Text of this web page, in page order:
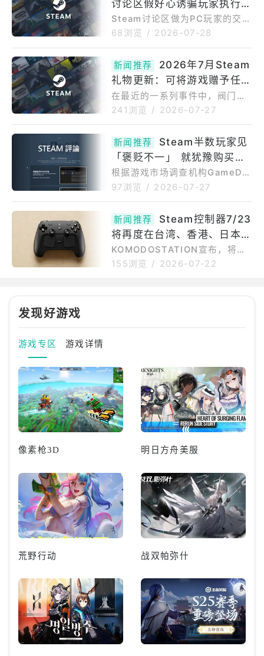
精确尺寸设计制作各式客制化配
件，包括前面板、替换外壳、支
架、底座等3D列印配件。目前各
认AMD最新FSR4.1技术已透过P
rotonExperimental上线，并
讨论区假好心诱骗玩家执行修
复指令以「ClickFix」手法暗
装木马程式挖矿
Steam讨论区做为PC玩家的交流
平台，近期被揭露出现一波利用
家在论坛上回复求助贴文，实则
诱导受害者在电脑上执行恶意Po
werShell指令，暗中植入挖矿木
马程式。资安媒体bleepingcom
puter是透过读者回报得知此波
机帐号，锁定玩家在论坛上发布
的游戏当机、道具遗失等技术问
题求助贴文进行回复，佯装提
68浏览 / 2026-07-28
新闻推荐
2026年7月Steam
礼物更新：可将游戏赠予任何
人
在最近的一系列事件中，阀门刚
刚发布了2026年Steam最大的
大的变化。Valve刚刚调整了Ste
am礼物赠送功能的走向，让每个
人都能更轻松地为亲友赠送游
戏。全新的Steam礼物赠送政策
变更（2026年7月）允许用户通
外，Valve还简化了流程，支持
跨区域赠送和共享愿望单，以便
长期筛选选择。就此而言，我们
来讨论一下
241浏览 / 2026-07-27
新闻推荐
Steam半数玩家见
「褒贬不一」 就犹豫购买市
调机构揭用户评论对销量影响
力
根据游戏市场调查机构GameDis
coverCo于7月24日公开的调查
低时，购买意愿会明显下降。显
示除了游戏本身的品质之外，St
eam商店页面上显示的「评分状
态标签」本身，正是影响作品销
论。累积达10则以上评价时，根
97浏览 / 2026-07-27
新闻推荐
Steam控制器7/23
将再度在台湾、香港、日本、
韩国开放贩售 每人限购一台
避免黄牛
KOMODOSTATION宣布，将于
7月23日上午重新针对中国台湾/
troller）补货贩售。Valve5月初
使得Steam控制器在市场上炙手
可热。KOMODOSTATIO
155浏览 / 2026-07-22
发现好游戏
游戏专区 游戏详情
像素枪3D 明日方舟美服
荒野行动 战双帕弥什